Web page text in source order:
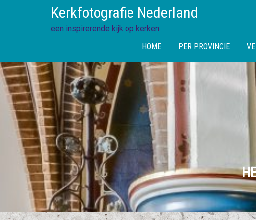
Kerkfotografie Nederland
een inspirerende kijk op kerken
HOME
PER PROVINCIE